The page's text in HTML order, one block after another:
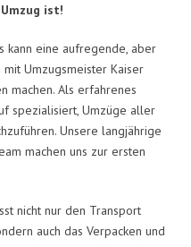
ist!
kann eine aufregende, aber
mit Umzugsmeister Kaiser
machen. Als erfahrenes
spezialisiert, Umzüge aller
Unsere langjährige
machen uns zur ersten
nicht nur den Transport
auch das Verpacken und